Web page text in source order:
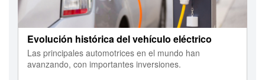
Evolución histórica del vehículo eléctrico
Las principales automotrices en el mundo han
avanzando, con importantes inversiones.